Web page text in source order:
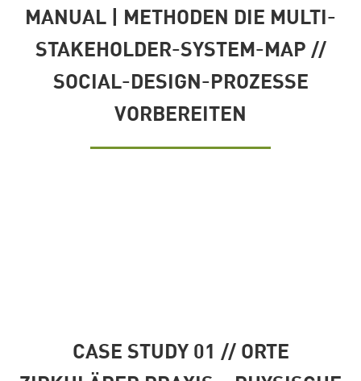
MANUAL | METHODEN DIE MULTI-
STAKEHOLDER-SYSTEM-MAP //
SOCIAL-DESIGN-PROZESSE
VORBEREITEN
CASE STUDY 01 // ORTE